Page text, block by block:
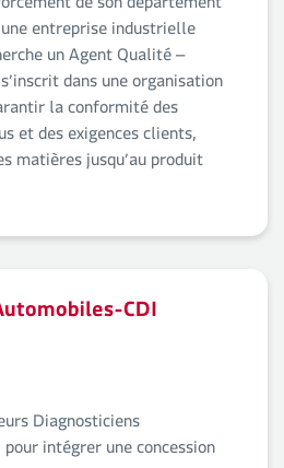
entreprise industrielle
un Agent Qualité –
dans une organisation
la conformité des
et des exigences clients,
matières jusqu’au produit
CDI
Diagnosticiens
intégrer une concession